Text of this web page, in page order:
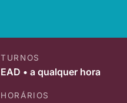
TURNOS
EAD • a qualquer hora
HORÁRIOS